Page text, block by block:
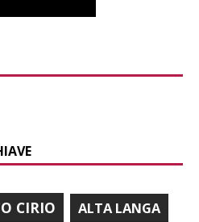
CIRIO ALTA LANGA